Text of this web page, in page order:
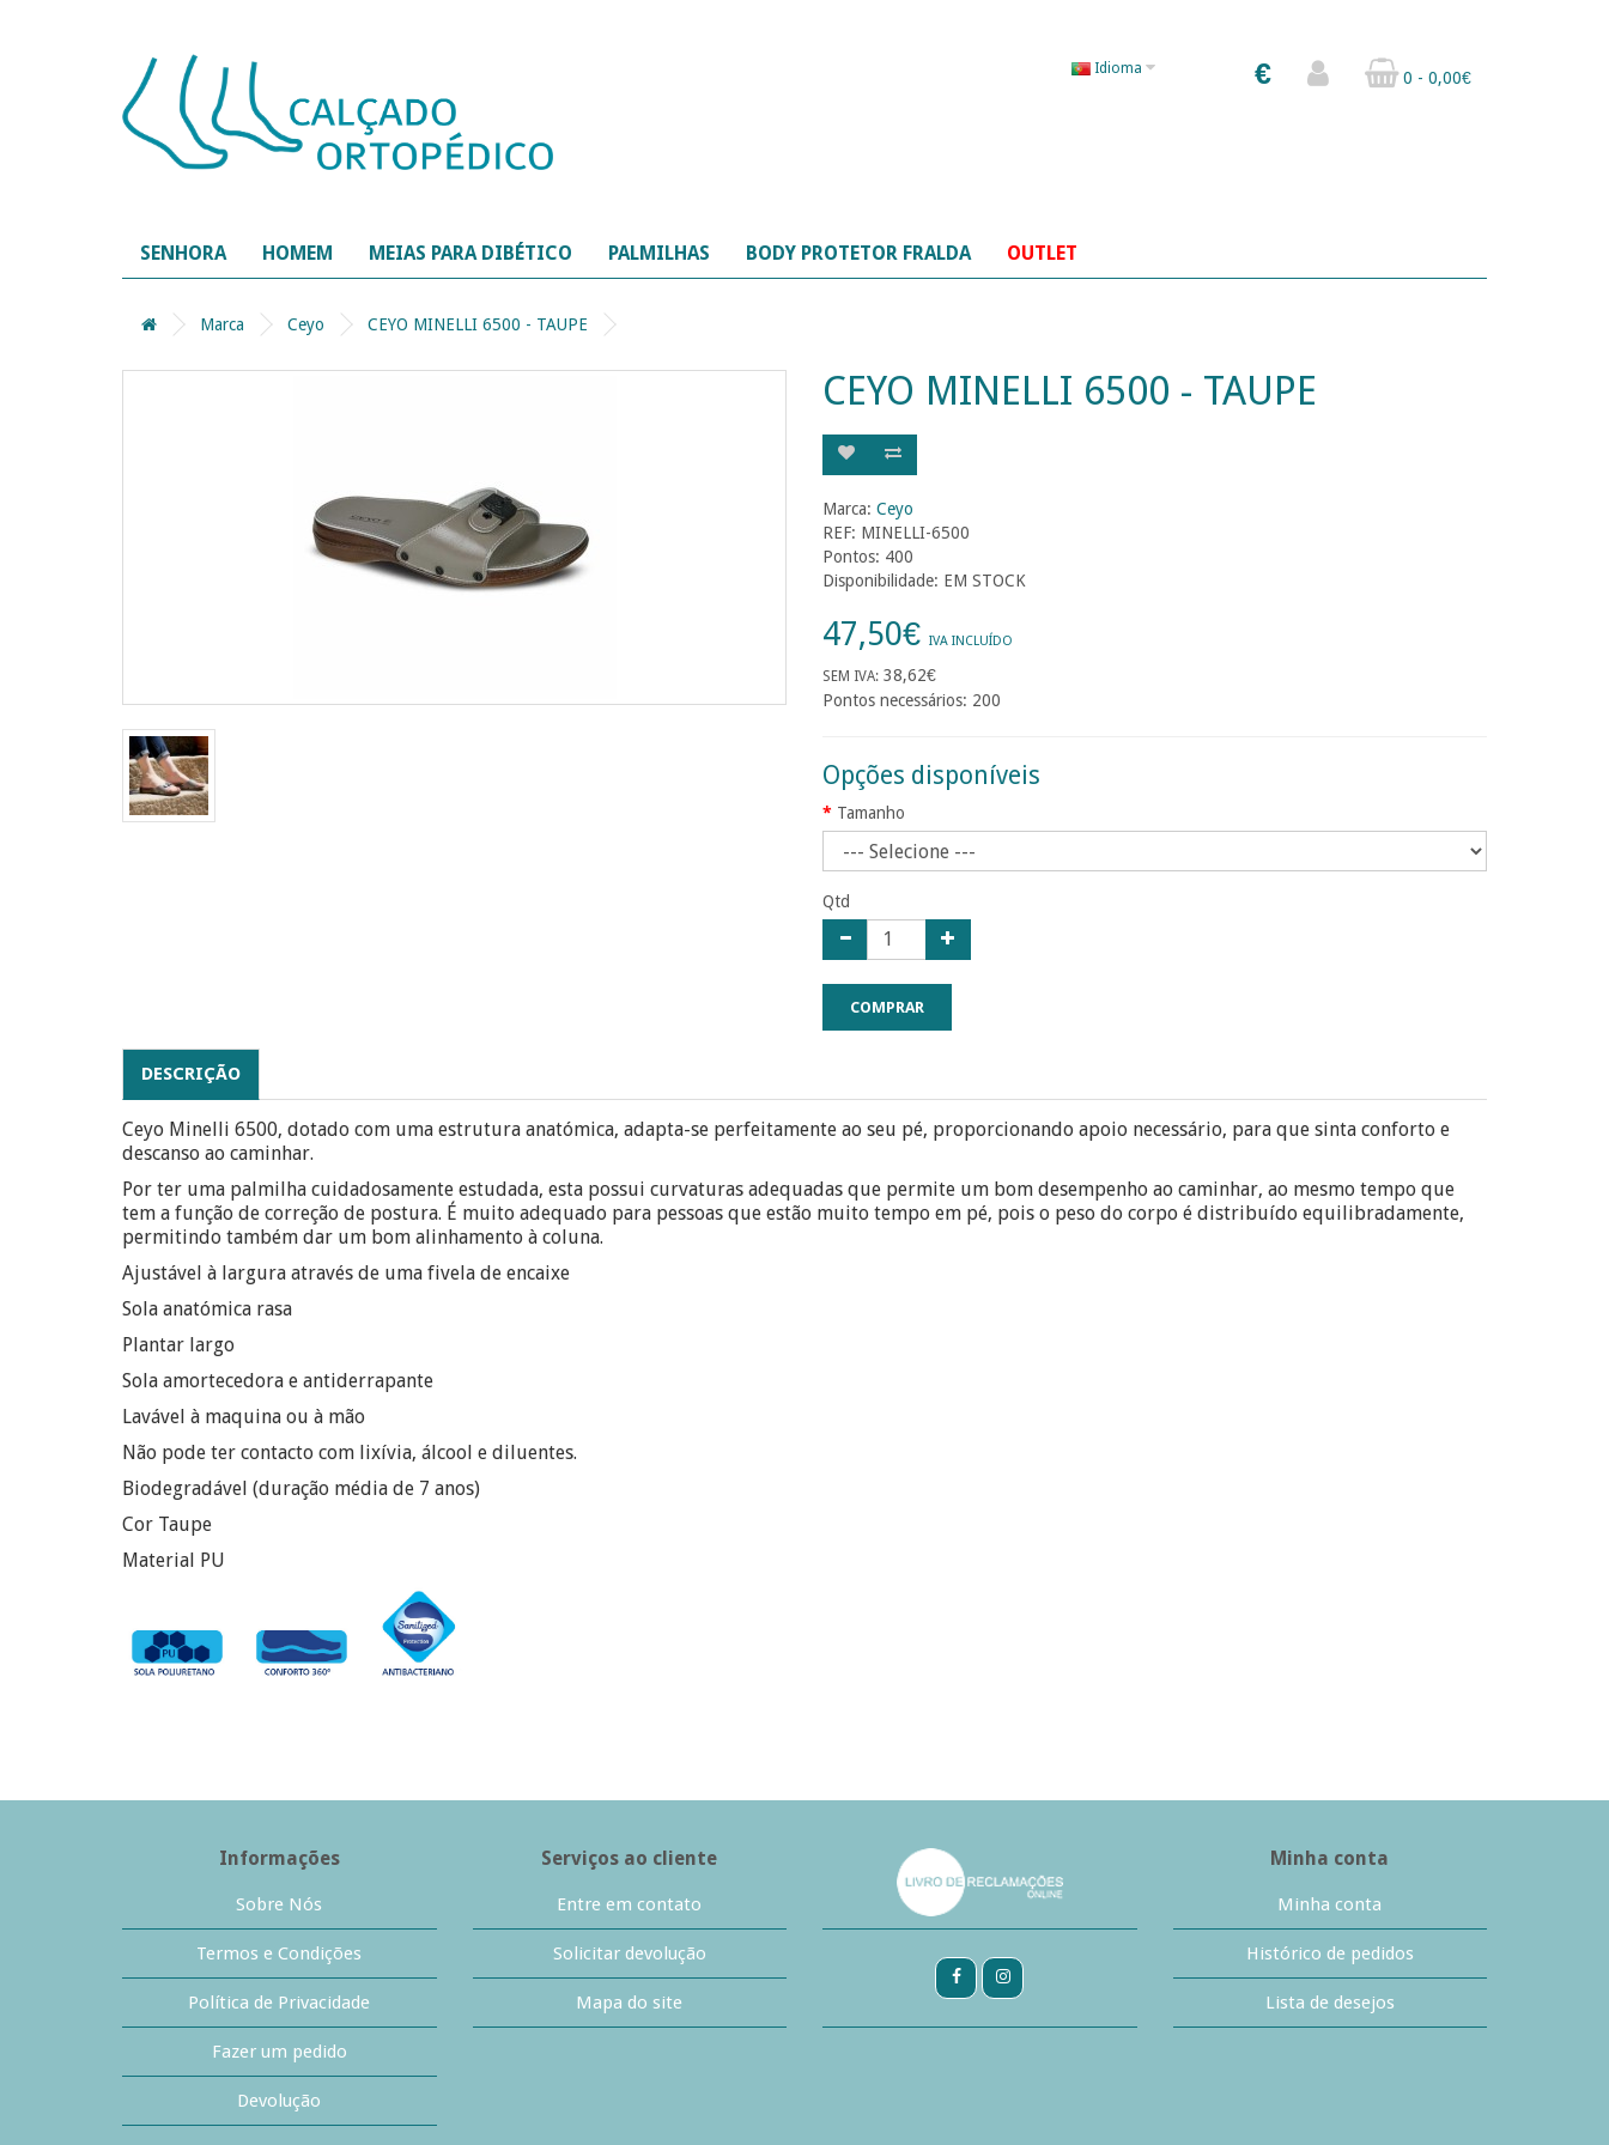
€
Idioma 0 - 0,00€
SENHORA HOMEM MEIAS PARA DIBÉTICO PALMILHAS BODY PROTETOR FRALDA OUTLET
Marca Ceyo CEYO MINELLI 6500 - TAUPE
CEYO MINELLI 6500 - TAUPE
Marca: Ceyo
REF: MINELLI-6500
Pontos: 400
Disponibilidade: EM STOCK
47,50€ IVA INCLUÍDO
SEM IVA: 38,62€
Pontos necessários: 200
Opções disponíveis
Tamanho
Qtd
COMPRAR
DESCRIÇÃO
Ceyo Minelli 6500, dotado com uma estrutura anatómica, adapta-se perfeitamente ao seu pé, proporcionando apoio necessário, para que sinta conforto e
descanso ao caminhar.
Por ter uma palmilha cuidadosamente estudada, esta possui curvaturas adequadas que permite um bom desempenho ao caminhar, ao mesmo tempo que
tem a função de correção de postura. É muito adequado para pessoas que estão muito tempo em pé, pois o peso do corpo é distribuído equilibradamente,
permitindo também dar um bom alinhamento à coluna.
Ajustável à largura através de uma fivela de encaixe
Sola anatómica rasa
Plantar largo
Sola amortecedora e antiderrapante
Lavável à maquina ou à mão
Não pode ter contacto com lixívia, álcool e diluentes.
Biodegradável (duração média de 7 anos)
Cor Taupe
Material PU
Informações
Sobre Nós
Termos e Condições
Política de Privacidade
Fazer um pedido
Devolução
Serviços ao cliente
Entre em contato
Solicitar devolução
Mapa do site
Minha conta
Minha conta
Histórico de pedidos
Lista de desejos